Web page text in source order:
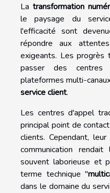
La transformation
le paysage du
l'efficacité sont
répondre aux
exigeants. Les progrès
passer des centres
plateformes multi-
service client.
Les centres d'appel
principal point de
clients. Cependant,
communication
souvent laborieuse et
terme technique "
dans le domaine du